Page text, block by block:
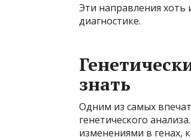
Эти направления хоть
диагностике.
знать
Одним из самых
генетического
изменениями в генах,